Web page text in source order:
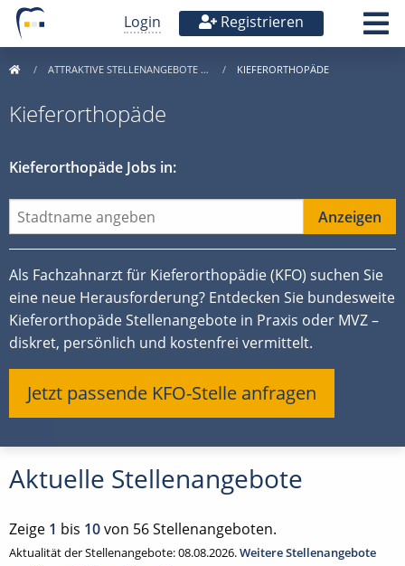
Login Registrieren
ATTRAKTIVE STELLENANGEBOTE … KIEFERORTHOPÄDE
Kieferorthopäde
Kieferorthopäde Jobs in:
Als Fachzahnarzt für Kieferorthopädie (KFO) suchen Sie
eine neue Herausforderung? Entdecken Sie bundesweite
Kieferorthopäde Stellenangebote in Praxis oder MVZ –
diskret, persönlich und kostenfrei vermittelt.
Jetzt passende KFO-Stelle anfragen
Aktuelle Stellenangebote
Zeige 1 bis 10von 56 Stellenangeboten.
Aktualität der Stellenangebote: 08.08.2026.Weitere Stellenangebote